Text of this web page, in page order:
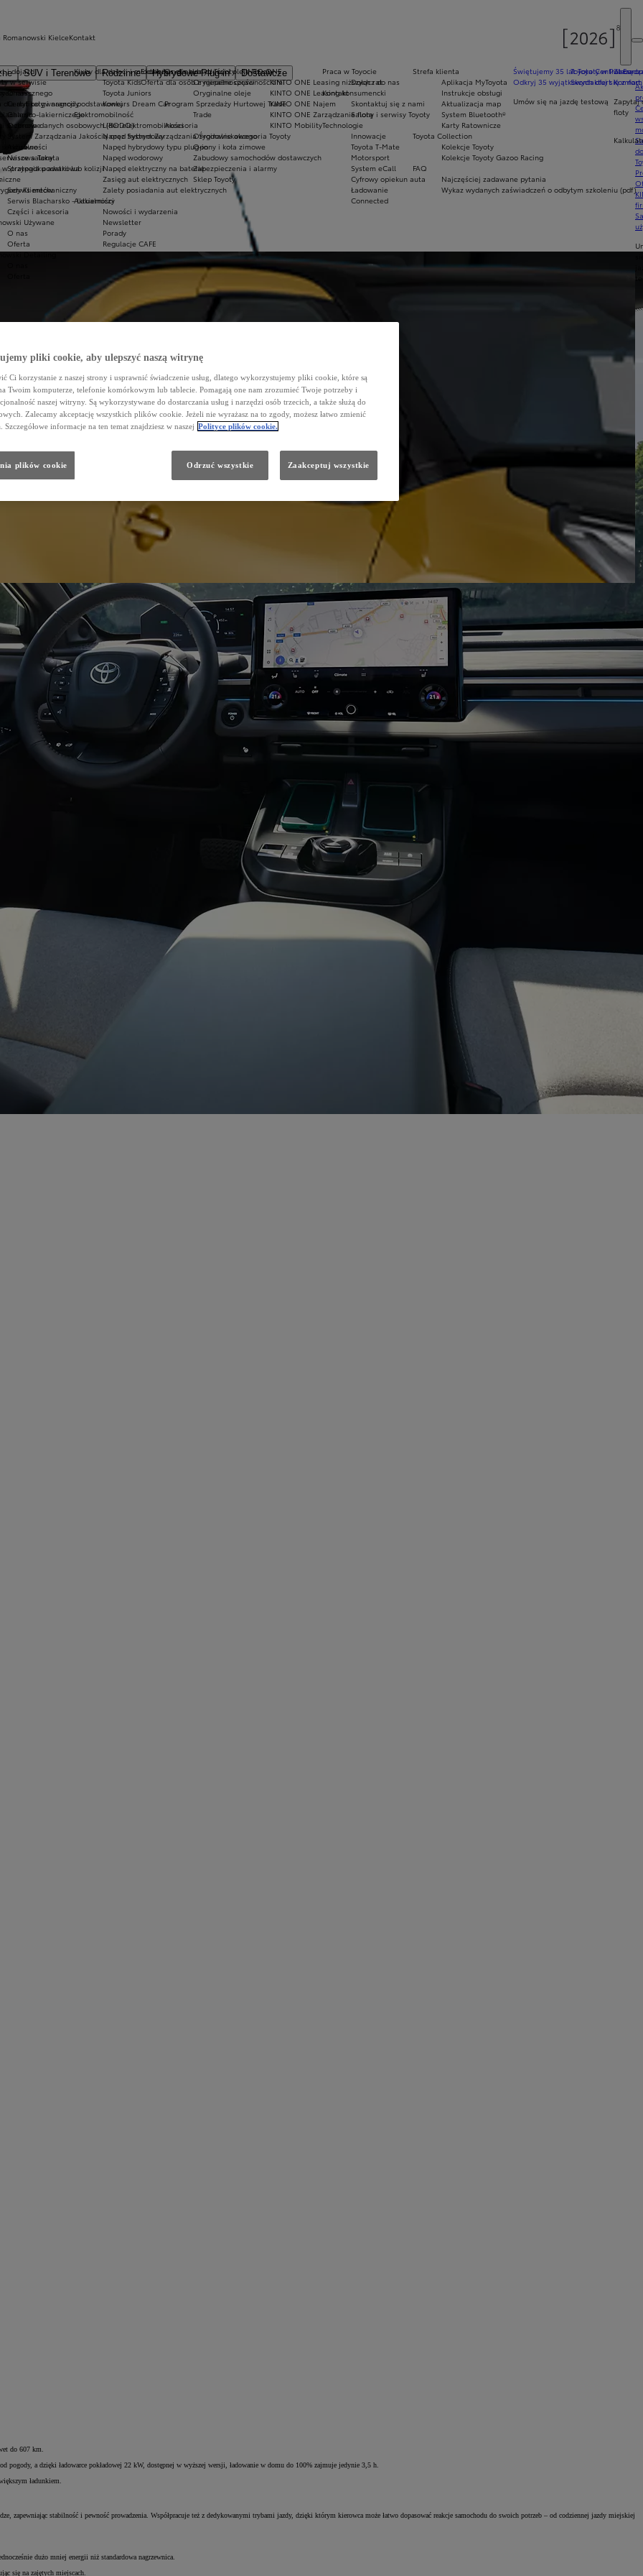
SUV i Terenowe Rodzinne Hybrydowe Plug-in
Dostawcze
Ekobonus dla hybryd Toyoty
Oferta dla osób z niepełnosprawnościami
Świętujemy 35 lat Toyoty w Polsce
Odkryj 35 wyjątkowych ofert
Umów się na jazdę testową
Kluby dla dzieci i młodzieży
Toyota Kids
Toyota Juniors
Konkurs Dream Car
Elektromobilność
Lider elektromobilności
Napęd hybrydowy
Napęd hybrydowy typu plug-in
Napęd wodorowy
Napęd elektryczny na baterię
Zasięg aut elektrycznych
Zalety posiadania aut elektrycznych
Aktualności
Nowości i wydarzenia
Newsletter
Porady
Regulacje CAFE
Praca w Toyocie
Dołącz do nas
Kontakt
Skontaktuj się z nami
Salony i serwisy Toyoty
Technologie
Innowacje
Toyota T-Mate
Motorsport
System eCall
Cyfrowy opiekun auta
Ładowanie
Connected
Toyota Central
Skontaktuj się z
KINTO ONE
KINTO ONE Leasing niższych rat
KINTO ONE Leasing konsumencki
KINTO ONE Najem
KINTO ONE Zarządzanie flotą
KINTO Mobility
Komfort
Zapytaj
floty
w serwisie
dla aut po gwarancji podstawowej
lakierniczego
sezonowe
serwisowe
Takata
w przypadku awarii lub kolizji
Klientów
Oryginalne części i oleje Toyoty
Oryginalne części
Oryginalne oleje
Program Sprzedaży Hurtowej Trade
Trade
Akcesoria
Oryginalne akcesoria Toyoty
Opony i koła zimowe
Zabudowy samochodów dostawczych
Zabezpieczenia i alarmy
Sklep Toyoty
Strefa klienta
Aplikacja MyToyota
Instrukcje obsługi
Aktualizacja map
System Bluetooth®
Karty Ratownicze
Toyota Collection
Kolekcje Toyoty
Kolekcje Toyoty Gazoo Racing
FAQ
Najczęściej zadawane pytania
Wykaz wydanych zaświadczeń o odbytym szkoleniu (pdf)
Romanowski Kielce
i dojazd
O nas
Certyfikaty i nagrody
Galeria
Ochrona danych osobowych (RODO)
System Zarządzania Jakością oraz System Zarządzania Środowiskowego
Aktualności
Nasze salony
Strategia podatkowa
Serwis mechaniczny
Serwis Blacharsko - Lakierniczy
Części i akcesoria
Używane
O nas
Oferta
Detailing
Kontakt
do 607 km.
pogody, a dzięki ładowarce pokładowej 22 kW, dostępnej w wyższej wersji, ładowanie w domu do 100% zajmuje jedynie 3,5 h.
ładunkiem.
zapewniając stabilność i pewność prowadzenia. Współpracuje też z dedykowanymi trybami jazdy, dzięki którym kierowca może łatwo dopasować reakcje samochodu do swoich potrzeb – od codziennej jazdy miejskiej
dużo mniej energii niż standardowa nagrzewnica.
się na zajętych miejscach.
pliki cookie, aby ulepszyć naszą witrynę
Ci korzystanie z naszej strony i usprawnić świadczenie usług, dlatego wykorzystujemy pliki cookie, które są
Twoim komputerze, telefonie komórkowym lub tablecie. Pomagają one nam zrozumieć Twoje potrzeby i
naszej witryny. Są wykorzystywane do dostarczania usług i narzędzi osób trzecich, a także służą do
Zalecamy akceptację wszystkich plików cookie. Jeżeli nie wyrażasz na to zgody, możesz łatwo zmienić
Szczegółowe informacje na ten temat znajdziesz w naszej Polityce plików cookie.
Odrzuć wszystkie Zaakceptuj wszystkie
plików cookie